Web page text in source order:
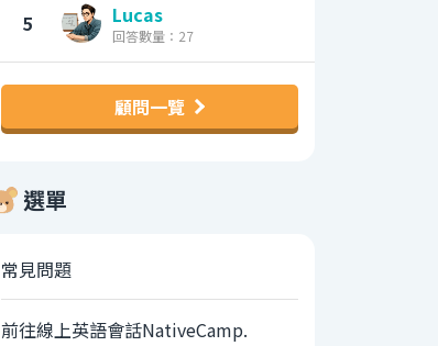
5 Lucas
回答數量：27
顧問一覽
選單
常見問題
前往線上英語會話NativeCamp.